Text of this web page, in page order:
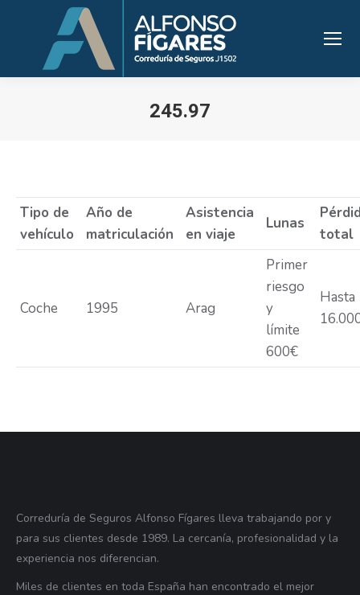
245.97
Tipo de
vehículo
Año de
matriculación
Asistencia
en viaje
Lunas
total
Coche 1995 Arag
Primer
riesgo
y
límite
600€
Hasta
Correduría de Seguros Alfonso Fígares lleva trabajando por y
para sus clientes desde 1989. La cercanía, profesionalidad y la
experiencia nos diferencian.
Miles de clientes en toda España han encontrado el mejor